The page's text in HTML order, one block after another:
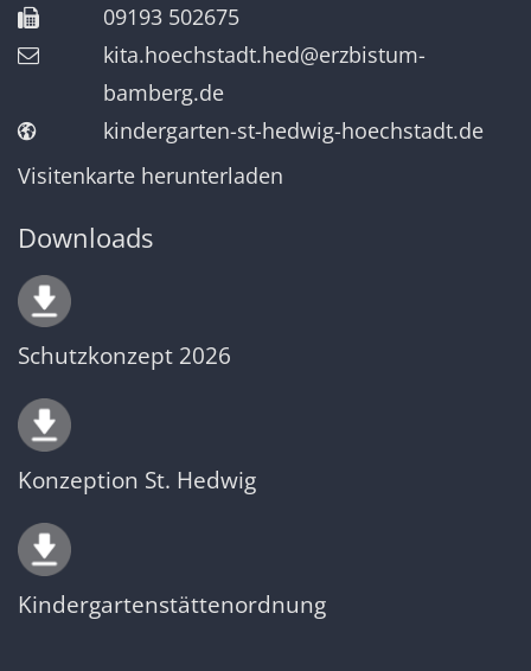
09193 502675
kita.hoechstadt.hed@erzbistum-
bamberg.de
kindergarten-st-hedwig-hoechstadt.de
Visitenkarte herunterladen
Downloads
Schutzkonzept 2026
Konzeption St. Hedwig
Kindergartenstättenordnung